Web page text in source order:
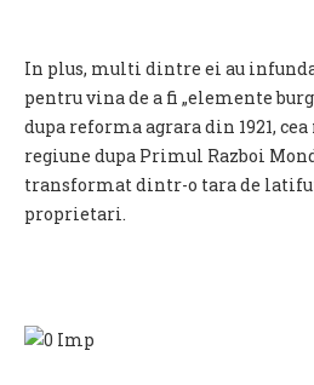
In plus, multi dintre ei au
pentru vina de a fi „elemente
dupa reforma agrara din 1921,
regiune dupa Primul Razboi
transformat dintr-o tara de
proprietari.